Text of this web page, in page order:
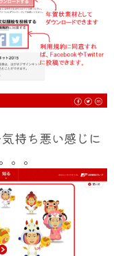
持ち悪い感じに
。。